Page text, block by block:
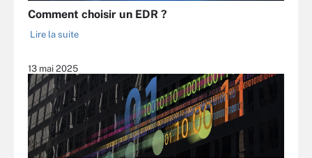
Comment choisir un EDR ?
Lire la suite
13 mai 2025